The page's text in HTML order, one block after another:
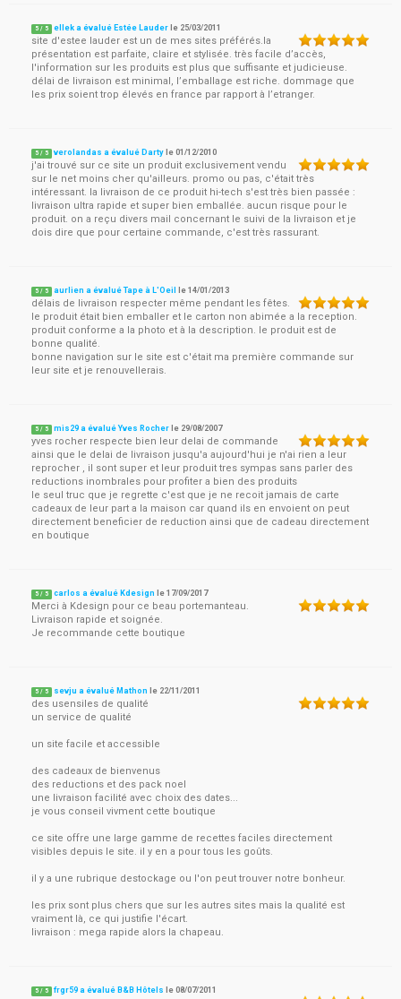
5 / 5 ellek a évalué Estée Lauder le 25/03/2011
site d'estee lauder est un de mes sites préférés.la
présentation est parfaite, claire et stylisée. très facile d’accès,
l'information sur les produits est plus que suffisante et judicieuse.
délai de livraison est minimal, l’emballage est riche. dommage que
les prix soient trop élevés en france par rapport à l’etranger.
5 / 5 verolandas a évalué Darty le01/12/2010
j'ai trouvé sur ce site un produit exclusivement vendu
sur le net moins cher qu'ailleurs. promo ou pas, c'était très
intéressant. la livraison de ce produit hi-tech s'est très bien passée :
livraison ultra rapide et super bien emballée. aucun risque pour le
produit. on a reçu divers mail concernant le suivi de la livraison et je
dois dire que pour certaine commande, c'est très rassurant.
5 / 5 aurlien a évalué Tape à L'Oeil le14/01/2013
délais de livraison respecter même pendant les fêtes.
le produit était bien emballer et le carton non abimée a la reception.
produit conforme a la photo et à la description. le produit est de
bonne qualité.
bonne navigation sur le site est c'était ma première commande sur
leur site et je renouvellerais.
5 / 5 mis29 a évalué Yves Rocher le 29/08/2007
yves rocher respecte bien leur delai de commande
ainsi que le delai de livraison jusqu'a aujourd'hui je n'ai rien a leur
reprocher , il sont super et leur produit tres sympas sans parler des
reductions inombrales pour profiter a bien des produits
le seul truc que je regrette c'est que je ne recoit jamais de carte
cadeaux de leur part a la maison car quand ils en envoient on peut
directement beneficier de reduction ainsi que de cadeau directement
en boutique
5 / 5 carlos a évalué Kdesign le17/09/2017
Merci à Kdesign pour ce beau portemanteau.
Livraison rapide et soignée.
Je recommande cette boutique
5 / 5 sevju a évalué Mathon le 22/11/2011
des usensiles de qualité
un service de qualité
un site facile et accessible
des cadeaux de bienvenus
des reductions et des pack noel
une livraison facilité avec choix des dates...
je vous conseil vivment cette boutique
ce site offre une large gamme de recettes faciles directement
visibles depuis le site. il y en a pour tous les goûts.
il y a une rubrique destockage ou l'on peut trouver notre bonheur.
les prix sont plus chers que sur les autres sites mais la qualité est
vraiment là, ce qui justifie l'écart.
livraison : mega rapide alors la chapeau.
5 / 5 frgr59 a évalué B&B Hôtels le08/07/2011